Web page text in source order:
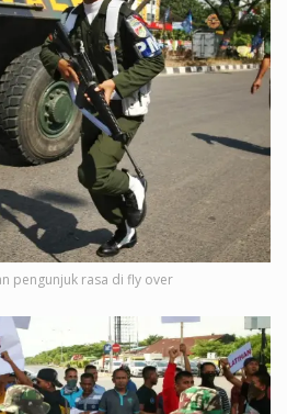
pengunjuk rasa di fly over